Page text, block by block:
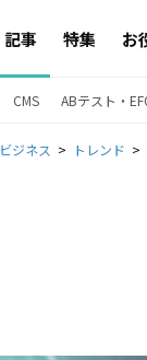
記事 特集 お
CMS ABテスト・
ビジネス トレンド